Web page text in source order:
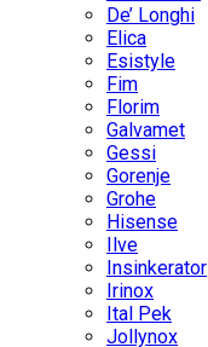
De’ Longhi
Elica
Esistyle
Fim
Florim
Galvamet
Gessi
Gorenje
Grohe
Hisense
Ilve
Insinkerator
Irinox
Ital Pek
Jollynox